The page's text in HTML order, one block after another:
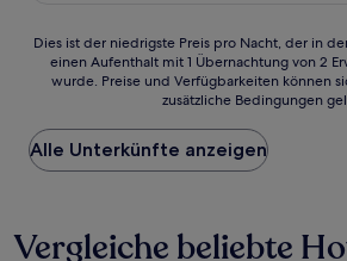
Dies
der
Preis
pro
Nacht,
den
Dies ist der niedrigste Preis pro Nacht, der in
einen Aufenthalt mit 1 Übernachtung von 2
wurde. Preise und Verfügbarkeiten können
zusätzliche Bedingungen
Alle Unterkünfte anzeigen
Vergleiche beliebte